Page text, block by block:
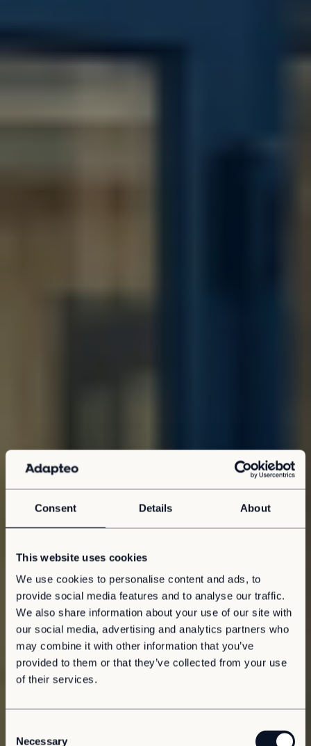
Consent Details About
This website uses cookies
We use cookies to personalise content and ads, to
provide social media features and to analyse our traffic.
We also share information about your use of our site with
our social media, advertising and analytics partners who
may combine it with other information that you’ve
provided to them or that they’ve collected from your use
of their services.
Necessary